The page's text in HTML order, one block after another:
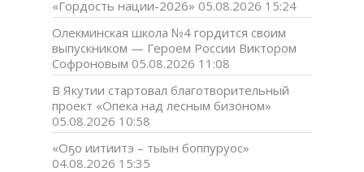
«Гордость нации-2026» 05.08.2026 15:24
Олекминская школа №4 гордится своим
выпускником — Героем России Виктором
Софроновым 05.08.2026 11:08
В Якутии стартовал благотворительный
проект «Опека над лесным бизоном»
05.08.2026 10:58
«Оҕо иитиитэ – тыын боппуруос»
04.08.2026 15:35